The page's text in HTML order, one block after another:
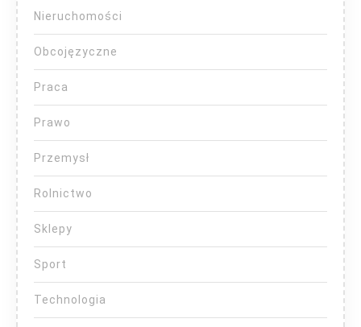
Nieruchomości
Obcojęzyczne
Praca
Prawo
Przemysł
Rolnictwo
Sklepy
Sport
Technologia